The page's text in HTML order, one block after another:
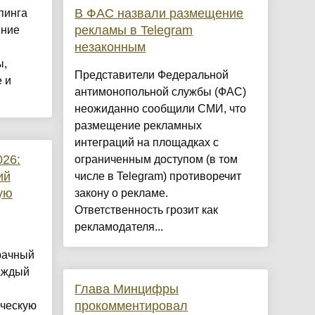
и
В ФАС назвали размещение
рекламы в Telegram
незаконным
Представители Федеральной
антимонопольной службы (ФАС)
неожиданно сообщили СМИ, что
размещение рекламных
интеграций на площадках с
ограниченным доступом (в том
числе в Telegram) противоречит
закону о рекламе.
Ответственность грозит как
рекламодателя...
Глава Минцифры
прокомментировал